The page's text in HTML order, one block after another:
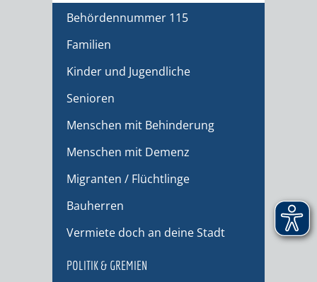
Behördennummer 115
Familien
Kinder und Jugendliche
Senioren
Menschen mit Behinderung
Menschen mit Demenz
Migranten / Flüchtlinge
Bauherren
Vermiete doch an deine Stadt
POLITIK & GREMIEN